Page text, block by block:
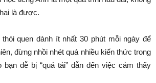
là được.
quen dành ít nhất 30 phút mỗi ngày để
đừng nhồi nhét quá nhiều kiến thức trong
dễ bị “quá tải” dẫn đến việc cảm thấy